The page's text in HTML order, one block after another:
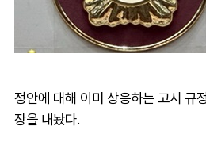
정안에 대해 이미 상응하는 고시 규
장을 내놨다.